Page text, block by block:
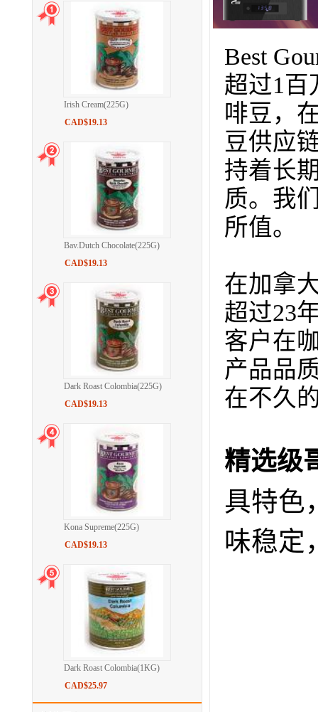
Irish Cream(225G)
CAD$19.13
Bav.Dutch Chocolate(225G)
CAD$19.13
Dark Roast Colombia(225G)
CAD$19.13
Kona Supreme(225G)
CAD$19.13
Dark Roast Colombia(1KG)
CAD$25.97
Best
超过1百
啡豆，
豆供应
持着长
质。我
所值。
在加拿
超过23
客户在
产品品
在不久
精选级
具特色
味稳定